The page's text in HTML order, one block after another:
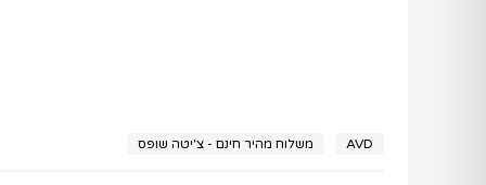
AVD משלוח מהיר חינם - צ'יטה שופס